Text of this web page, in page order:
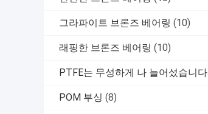
그라파이트 브론즈 베어링 (10)
래핑한 브론즈 베어링 (10)
PTFE는 무성하게 나 늘어섰습니다
POM 부싱 (8)